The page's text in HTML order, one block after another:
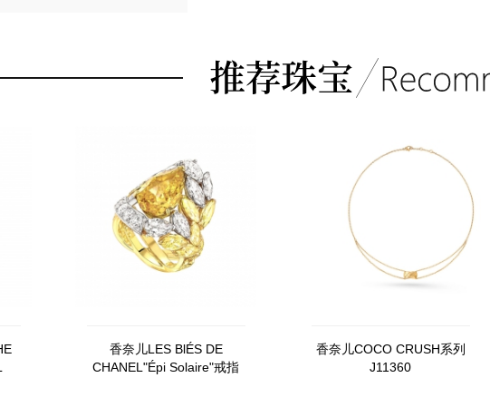
香奈儿LES BlÉS DE
CHANEL"Épi Solaire"戒指
香奈儿COCO CRUSH系列
J11360